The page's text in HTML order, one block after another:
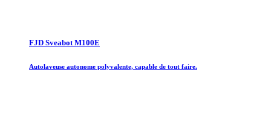
FJD Sveabot M100E
Autolaveuse autonome polyvalente, capable de tout faire.